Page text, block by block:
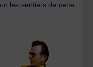
les sentiers de cette